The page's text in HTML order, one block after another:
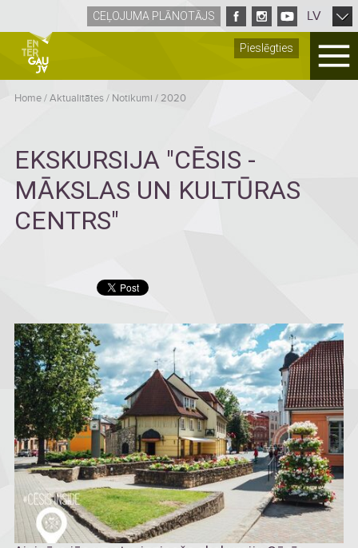
Pieslēgties
CEĻOJUMA PLĀNOTĀJS LV
Home/Aktualitātes/ Notikumi /2020
EKSKURSIJA "CĒSIS -
MĀKSLAS UN KULTŪRAS
CENTRS"